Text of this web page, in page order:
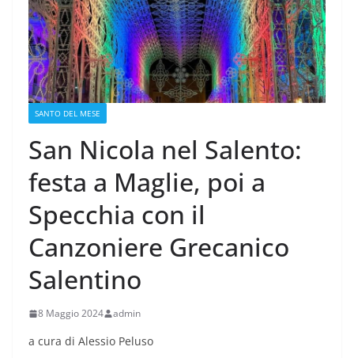
SANTO DEL MESE
San Nicola nel Salento:
festa a Maglie, poi a
Specchia con il
Canzoniere Grecanico
Salentino
8 Maggio 2024 admin
a cura di Alessio Peluso